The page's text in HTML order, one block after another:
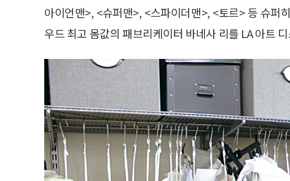
아이언맨>, <슈퍼맨>, <스파이더맨>, <토르> 등 슈퍼
우드 최고 몸값의 패브리케이터 바네사 리를 LA 아트